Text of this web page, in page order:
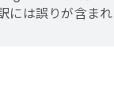
には誤りが含まれ